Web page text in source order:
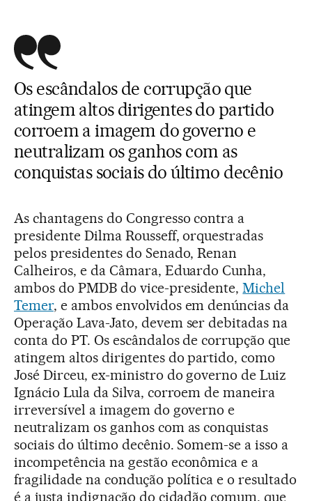
Os escândalos de corrupção que
atingem altos dirigentes do partido
corroem a imagem do governo e
neutralizam os ganhos com as
conquistas sociais do último decênio
As chantagens do Congresso contra a
presidente Dilma Rousseff, orquestradas
pelos presidentes do Senado, Renan
Calheiros, e da Câmara, Eduardo Cunha,
ambos do PMDB do vice-presidente,Michel
Temer, e ambos envolvidos em denúncias da
Operação Lava-Jato, devem ser debitadas na
conta do PT. Os escândalos de corrupção que
atingem altos dirigentes do partido, como
José Dirceu, ex-ministro do governo de Luiz
Ignácio Lula da Silva, corroem de maneira
irreversível a imagem do governo e
neutralizam os ganhos com as conquistas
sociais do último decênio. Somem-se a isso a
incompetência na gestão econômica e a
fragilidade na condução política e o resultado
é a justa indignação do cidadão comum, que